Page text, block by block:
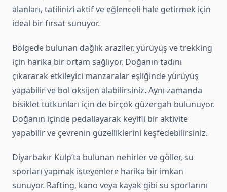
alanları, tatilinizi aktif ve eğlenceli hale getirmek için
ideal bir fırsat sunuyor.
Bölgede bulunan dağlık araziler, yürüyüş ve trekking
için harika bir ortam sağlıyor. Doğanın tadını
çıkararak etkileyici manzaralar eşliğinde yürüyüş
yapabilir ve bol oksijen alabilirsiniz. Aynı zamanda
bisiklet tutkunları için de birçok güzergah bulunuyor.
Doğanın içinde pedallayarak keyifli bir aktivite
yapabilir ve çevrenin güzelliklerini keşfedebilirsiniz.
Diyarbakır Kulp’ta bulunan nehirler ve göller, su
sporları yapmak isteyenlere harika bir imkan
sunuyor. Rafting, kano veya kayak gibi su sporlarını